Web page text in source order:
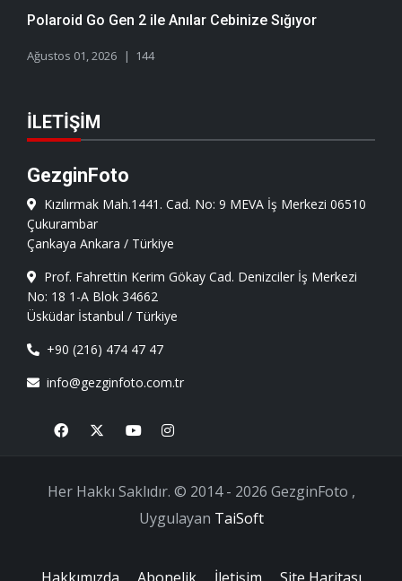
Polaroid Go Gen 2 ile Anılar Cebinize Sığıyor
Ağustos 01, 2026 144
İLETIŞIM
GezginFoto
Kızılırmak Mah.1441. Cad. No: 9 MEVA İş Merkezi 06510
Çukurambar
Çankaya Ankara / Türkiye
Prof. Fahrettin Kerim Gökay Cad. Denizciler İş Merkezi
No: 18 1-A Blok 34662
Üsküdar İstanbul / Türkiye
+90 (216) 474 47 47
info@gezginfoto.com.tr
Her Hakkı Saklıdır. © 2014 - 2026 GezginFoto ,
Uygulayan TaiSoft